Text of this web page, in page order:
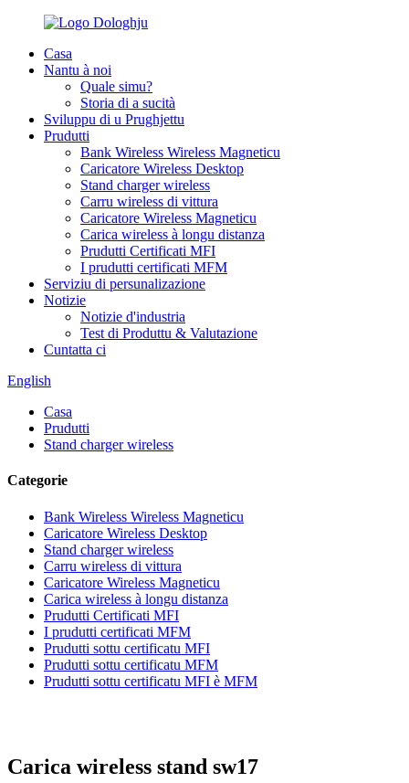
Casa
Nantu à noi
Quale simu?
Storia di a sucità
Sviluppu di u Prughjettu
Prudutti
Bank Wireless Wireless Magneticu
Caricatore Wireless Desktop
Stand charger wireless
Carru wireless di vittura
Caricatore Wireless Magneticu
Carica wireless à longu distanza
Prudutti Certificati MFI
I prudutti certificati MFM
Serviziu di persunalizazione
Notizie
Notizie d'industria
Test di Produttu & Valutazione
Cuntatta ci
English
Casa
Prudutti
Stand charger wireless
Categorie
Bank Wireless Wireless Magneticu
Caricatore Wireless Desktop
Stand charger wireless
Carru wireless di vittura
Caricatore Wireless Magneticu
Carica wireless à longu distanza
Prudutti Certificati MFI
I prudutti certificati MFM
Prudutti sottu certificatu MFI
Prudutti sottu certificatu MFM
Prudutti sottu certificatu MFI è MFM
Carica wireless stand sw17